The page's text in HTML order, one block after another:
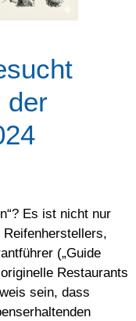
der
Es ist nicht nur
(„Guide
Restaurants
sein, dass